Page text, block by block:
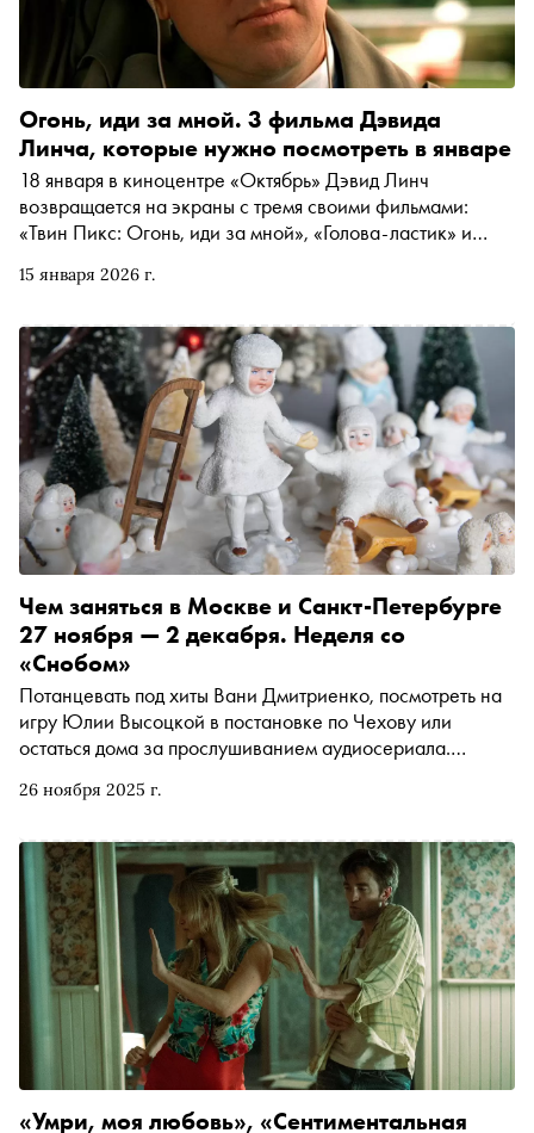
15 января 2026 г.
Огонь, иди за мной. 3 фильма Дэвида
Линча, которые нужно посмотреть в январе
18 января в киноцентре «Октябрь» Дэвид Линч
возвращается на экраны с тремя своими фильмами:
«Твин Пикс: Огонь, иди за мной», «Голова-ластик» и
кинокритики. Автор «Сноба» Егор Спесивцев объясняет,
видели, — и чего от них ждать
26 ноября 2025 г.
Чем заняться в Москве и Санкт-Петербурге
27 ноября — 2 декабря. Неделя со
«Снобом»
Потанцевать под хиты Вани Дмитриенко, посмотреть на
игру Юлии Высоцкой в постановке по Чехову или
остаться дома за прослушиванием аудиосериала.
ближайшей неделе
«Умри, моя любовь», «Сентиментальная